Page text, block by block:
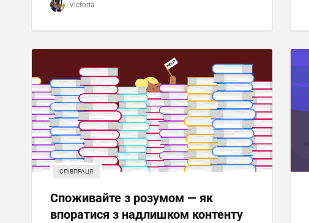
Victoria
СПІВПРАЦЯ
Споживайте з розумом — як
впоратися з надлишком контенту